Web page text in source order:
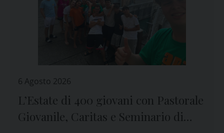
6 Agosto 2026
L’Estate di 400 giovani con Pastorale
Giovanile, Caritas e Seminario di